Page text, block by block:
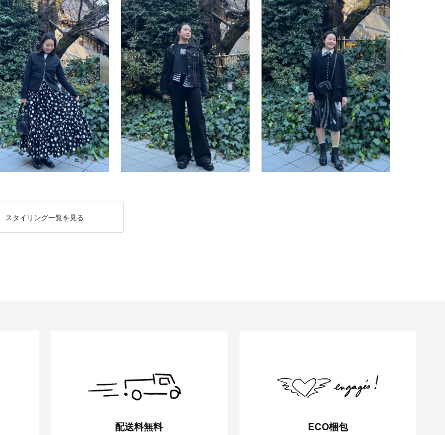
スタイリング一覧を見る
配送料無料 ECO梱包